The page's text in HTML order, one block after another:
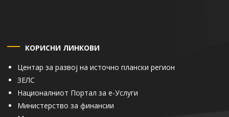
КОРИСНИ ЛИНКОВИ
Центар за развој на источно плански регион
ЗЕЛС
Националниот Портал за е-Услуги
Министерство за финансии